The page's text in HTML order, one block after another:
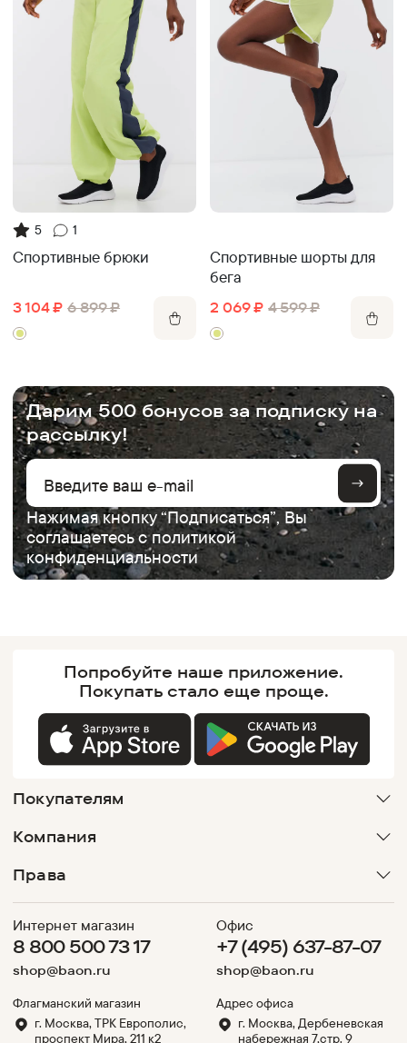
5 1
Спортивные брюки
3 104 ₽ 6 899 ₽
Спортивные шорты для
бега
2 069 ₽ 4 599 ₽
Дарим 500 бонусов за подписку на
рассылку!
Нажимая кнопку “Подписаться”, Вы
соглашаетесь сполитикой
конфиденциальности
Попробуйте наше приложение.
Покупатьстало еще проще.
Покупателям
Компания
Права
Интернет магазин
8 800 500 73 17
shop@baon.ru
Флагманский магазин
г. Москва, ТРК Европолис,
проспект Мира, 211 к2
Офис
+7 (495) 637-87-07
shop@baon.ru
Адрес офиса
г. Москва, Дербеневская
набережная 7,стр. 9